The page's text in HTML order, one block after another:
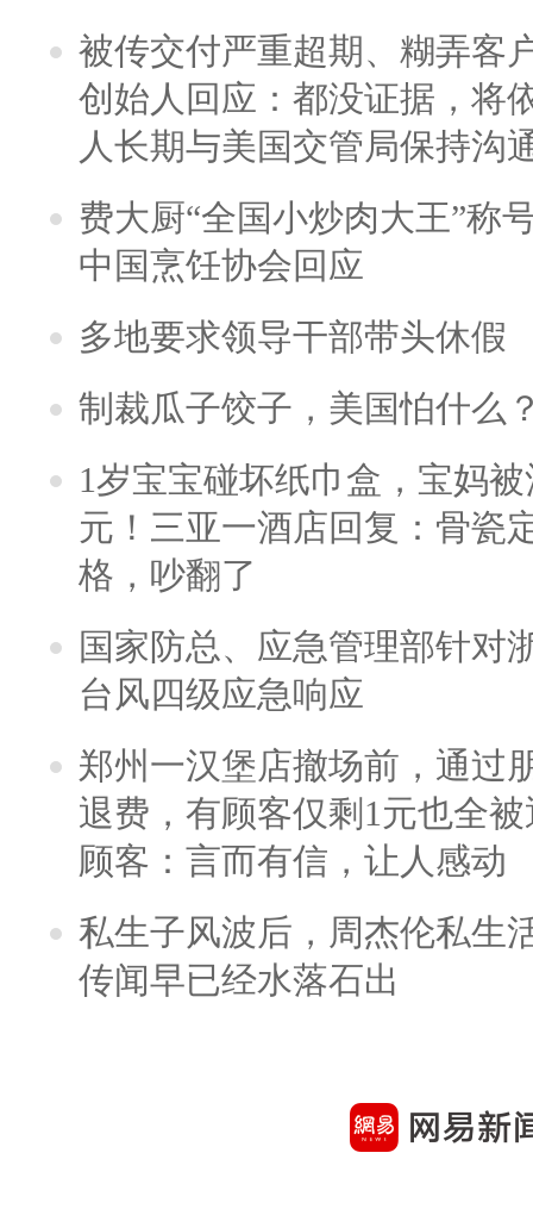
被传交付严重超期、糊弄客
创始人回应：都没证据，将
人长期与美国交管局保持沟
费大厨“全国小炒肉大王”称
中国烹饪协会回应
多地要求领导干部带头休假
制裁瓜子饺子，美国怕什么
1岁宝宝碰坏纸巾盒，宝妈
元！三亚一酒店回复：骨瓷
格，吵翻了
国家防总、应急管理部针对
台风四级应急响应
郑州一汉堡店撤场前，通过
退费，有顾客仅剩1元也全
顾客：言而有信，让人感动
私生子风波后，周杰伦私生
传闻早已经水落石出